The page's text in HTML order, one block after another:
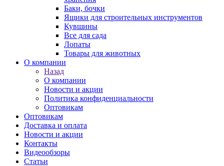
Баки, бочки
Ящики для строительных инструментов
Кувшины
Все для сада
Лопаты
Товары для животных
О компании
Назад
О компании
Новости и акции
Политика конфиденциальности
Оптовикам
Оптовикам
Доставка и оплата
Новости и акции
Контакты
Видеообзоры
Статьи